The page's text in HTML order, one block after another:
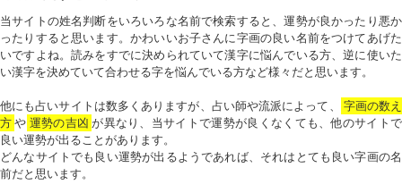
当サイトの姓名判断をいろいろな名前で検索すると、運勢が良かったり悪か
ったりすると思います。かわいいお子さんに字画の良い名前をつけてあげた
いですよね。読みをすでに決められていて漢字に悩んでいる方、逆に使いた
い漢字を決めていて合わせる字を悩んでいる方など様々だと思います。
他にも占いサイトは数多くありますが、占い師や流派によって、
字画の数え
方 や 運勢の吉凶 が異なり、当サイトで運勢が良くなくても、他のサイトで
良い運勢が出ることがあります。
どんなサイトでも良い運勢が出るようであれば、それはとても良い字画の名
前だと思います。